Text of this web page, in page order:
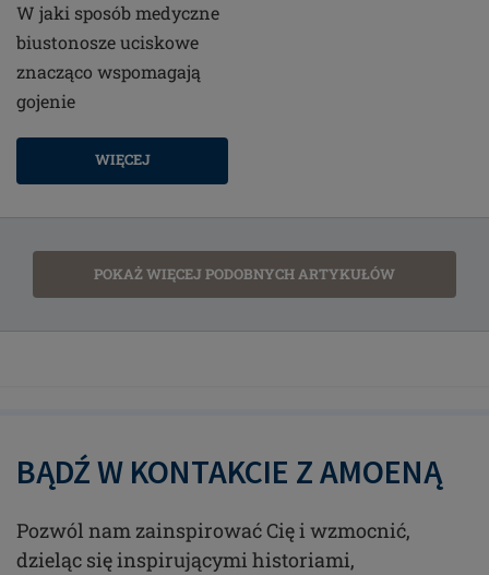
W jaki sposób medyczne
biustonosze uciskowe
znacząco wspomagają
gojenie
WIĘCEJ
POKAŻ WIĘCEJ PODOBNYCH ARTYKUŁÓW
BĄDŹ W KONTAKCIE Z AMOENĄ
Pozwól nam zainspirować Cię i wzmocnić,
dzieląc się inspirującymi historiami,